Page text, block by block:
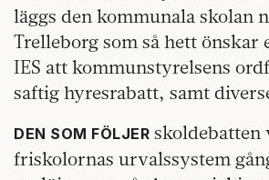
läggs den kommunala skolan
Trelleborg som så hett önskar
IES att kommunstyrelsens
saftig hyresrabatt, samt
DEN SOM FÖLJER skoldebatten
friskolornas urvalssystem